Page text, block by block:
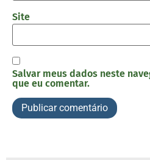
Site
Salvar meus dados neste
que eu comentar.